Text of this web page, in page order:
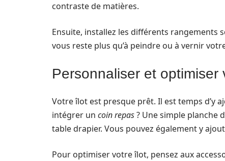
contraste de matières.
Ensuite, installez les différents
vous reste plus qu’à peindre ou à vernir
Personnaliser et
Votre îlot est presque prêt. Il est temps d’y
intégrer un coin repas? Une simple planche
table drapier. Vous pouvez également y
Pour optimiser votre îlot, pensez aux